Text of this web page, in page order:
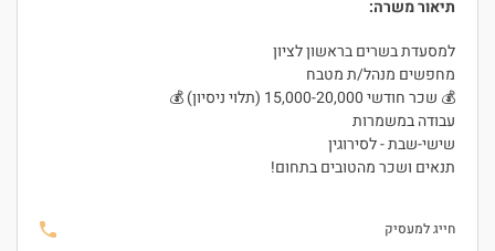
תיאור משרה:
למסעדת בשרים בראשון לציון
מחפשים מנהל/ת מטבח
💰 שכר חודשי 15,000-20,000 (תלוי ניסיון) 💰
עבודה במשמרות
שישי-שבת - לסירוגין
תנאים ושכר מהטובים בתחום!
חייג למעסיק